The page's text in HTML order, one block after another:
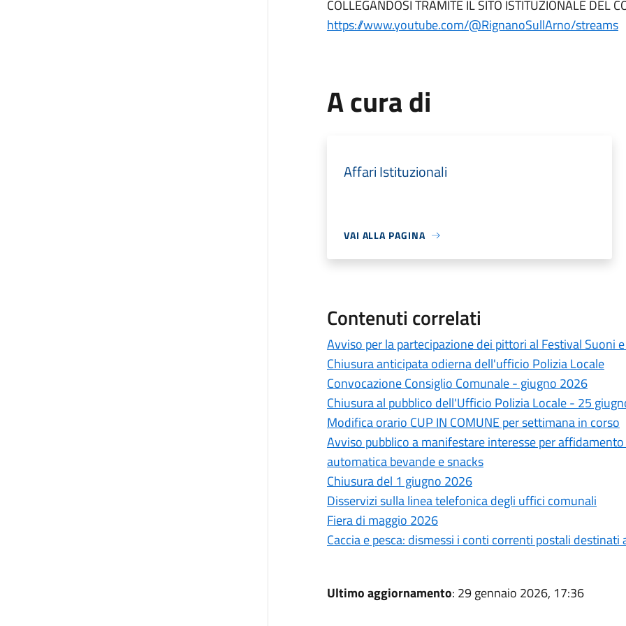
COLLEGANDOSI TRAMITE IL SITO ISTITUZIONALE DEL
https://www.youtube.com/@RignanoSullArno/streams
A cura di
Affari Istituzionali
VAI ALLA PAGINA
Contenuti correlati
Avviso per la partecipazione dei pittori al Festival Suoni
Chiusura anticipata odierna dell'ufficio Polizia Locale
Convocazione Consiglio Comunale - giugno 2026
Chiusura al pubblico dell'Ufficio Polizia Locale - 25
Modifica orario CUP IN COMUNE per settimana in corso
Avviso pubblico a manifestare interesse per
automatica bevande e snacks
Chiusura del 1 giugno 2026
Disservizi sulla linea telefonica degli uffici comunali
Fiera di maggio 2026
Caccia e pesca: dismessi i conti correnti postali
Ultimo aggiornamento: 29 gennaio 2026, 17:36